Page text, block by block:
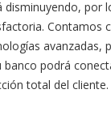
Contamos
avanzadas,
podrá
total del cliente.